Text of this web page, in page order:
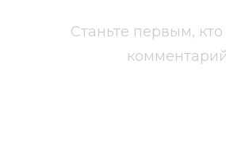
Станьте первым, кто
комментарий